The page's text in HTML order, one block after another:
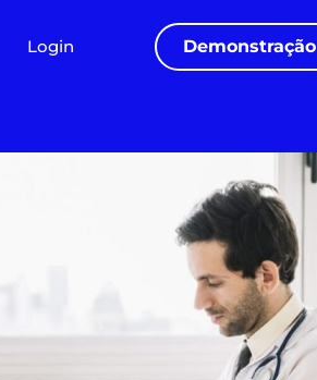
Login Demonstração